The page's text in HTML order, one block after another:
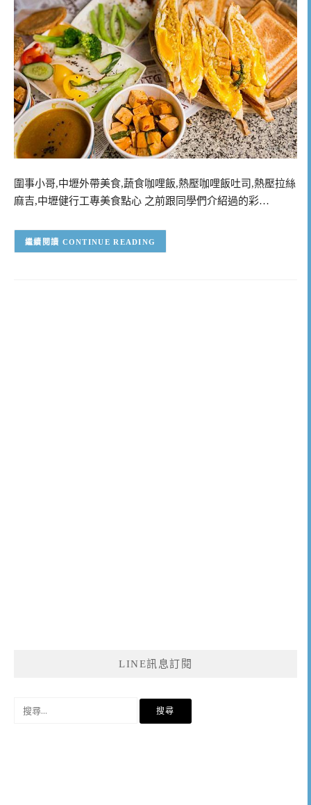
圍事小哥,中壢外帶美食,蔬食咖哩飯,熱壓咖哩飯吐司,熱壓拉絲
麻吉,中壢健行工專美食點心 之前跟同學們介紹過的彩…
CONTINUE READING
LINE訊息訂閱